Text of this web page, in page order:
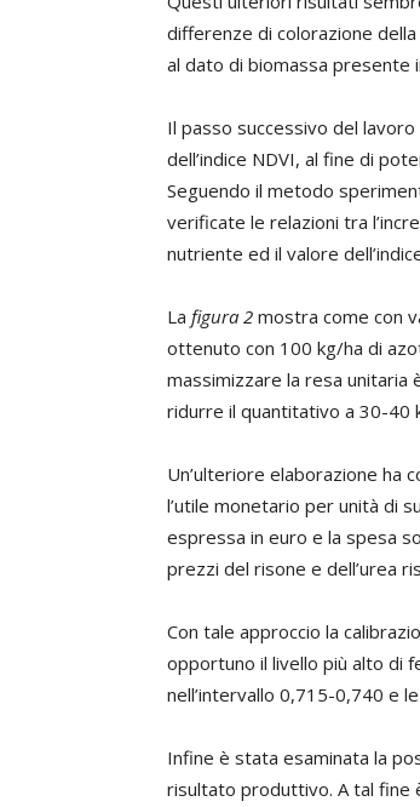
differenze di colorazione
al dato di biomassa presente
Il passo successivo del
dell’indice NDVI, al fine di
Seguendo il metodo
verificate le relazioni tra
nutriente ed il valore
La figura 2 mostra come con
ottenuto con 100 kg/ha di
massimizzare la resa
ridurre il quantitativo a 30-40
Un’ulteriore elaborazione ha
l’utile monetario per unità di
espressa in euro e la spesa
prezzi del risone e dell’urea
Con tale approccio la
opportuno il livello più alto di
nell’intervallo 0,715-0,740 e
Infine è stata esaminata la
risultato produttivo. A tal fine